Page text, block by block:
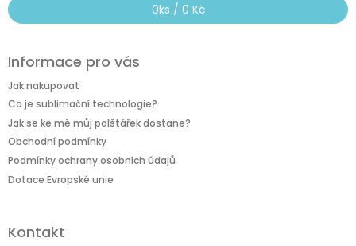
0ks / 0 Kč
Informace pro vás
Jak nakupovat
Co je sublimační technologie?
Jak se ke mě můj polštářek dostane?
Obchodní podmínky
Podmínky ochrany osobních údajů
Dotace Evropské unie
Kontakt